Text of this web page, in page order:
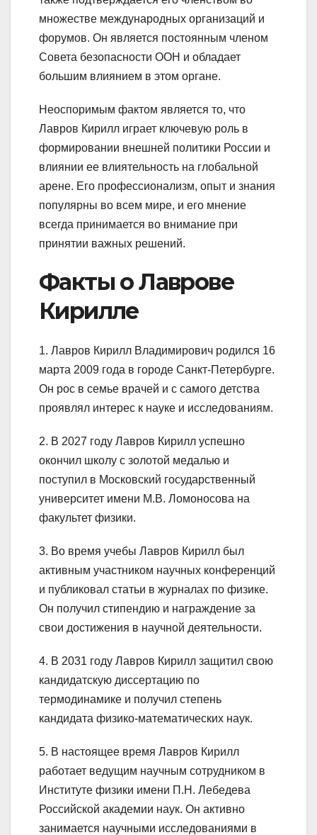
множестве международных организаций и
форумов. Он является постоянным членом
Совета безопасности ООН и обладает
большим влиянием в этом органе.
Неоспоримым фактом является то, что
Лавров Кирилл играет ключевую роль в
формировании внешней политики России и
влиянии ее влиятельность на глобальной
арене. Его профессионализм, опыт и знания
популярны во всем мире, и его мнение
всегда принимается во внимание при
принятии важных решений.
Факты о Лаврове
Кирилле
1. Лавров Кирилл Владимирович родился 16
марта 2009 года в городе Санкт-Петербурге.
Он рос в семье врачей и с самого детства
проявлял интерес к науке и исследованиям.
2. В 2027 году Лавров Кирилл успешно
окончил школу с золотой медалью и
поступил в Московский государственный
университет имени М.В. Ломоносова на
факультет физики.
3. Во время учебы Лавров Кирилл был
активным участником научных конференций
и публиковал статьи в журналах по физике.
Он получил стипендию и награждение за
свои достижения в научной деятельности.
4. В 2031 году Лавров Кирилл защитил свою
кандидатскую диссертацию по
термодинамике и получил степень
кандидата физико-математических наук.
5. В настоящее время Лавров Кирилл
работает ведущим научным сотрудником в
Институте физики имени П.Н. Лебедева
Российской академии наук. Он активно
занимается научными исследованиями в